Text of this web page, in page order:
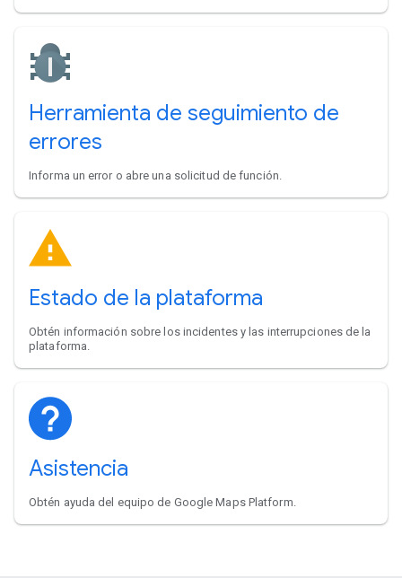
Herramienta de seguimiento de
errores
Informa un error o abre una solicitud de función.
Estado de la plataforma
Obtén información sobre los incidentes y las interrupciones de la
plataforma.
Asistencia
Obtén ayuda del equipo de Google Maps Platform.